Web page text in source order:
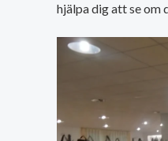
hjälpa dig att se om